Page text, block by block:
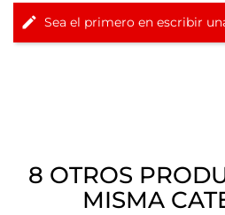
Sea el primero en escribir
8 OTROS
MISMA